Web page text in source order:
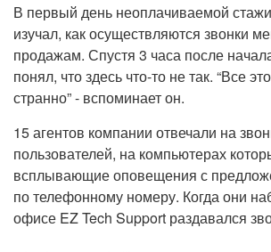
В первый день неоплачиваемой
изучал, как осуществляются звонки
продажам. Спустя 3 часа после
понял, что здесь что-то не так. “Все
странно” - вспоминает он.
15 агентов компании отвечали на
пользователей, на компьютерах
всплывающие оповещения с
по телефонному номеру. Когда они
офисе EZ Tech Support раздавался